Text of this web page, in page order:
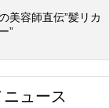
美容師直伝”髪リカ
”
ュース